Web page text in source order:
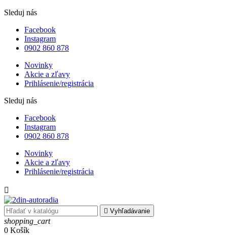
Sleduj nás
Facebook
Instagram
0902 860 878
Novinky
Akcie a zľavy
Prihlásenie/registrácia
Sleduj nás
Facebook
Instagram
0902 860 878
Novinky
Akcie a zľavy
Prihlásenie/registrácia

 Vyhľadávanie
shopping_cart
0 Košík